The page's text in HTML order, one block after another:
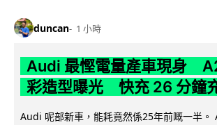
duncan 1 小時
Audi 最慳電量產車現身
彩造型曝光 快充 26 分鐘
Audi 呢部新車，能耗竟然係25年前嘅一半